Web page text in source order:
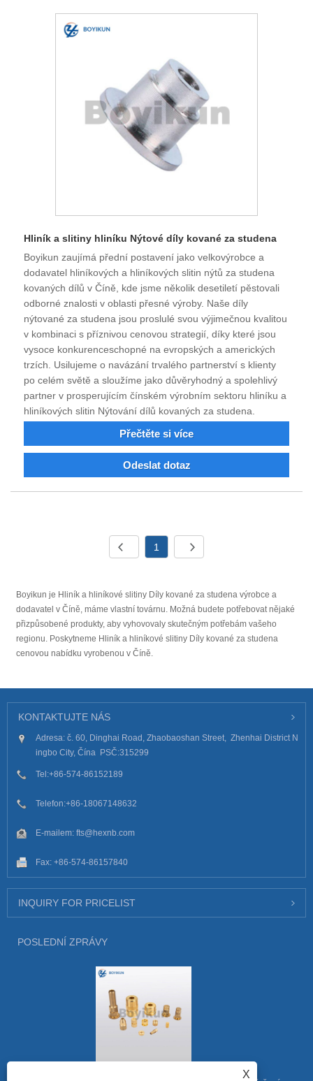
Hliník a slitiny hliníku Nýtové díly kované za studena
Boyikun zaujímá přední postavení jako velkovýrobce a
dodavatel hliníkových a hliníkových slitin nýtů za studena
kovaných dílů v Číně, kde jsme několik desetiletí pěstovali
odborné znalosti v oblasti přesné výroby. Naše díly
nýtované za studena jsou proslulé svou výjimečnou kvalitou
v kombinaci s příznivou cenovou strategií, díky které jsou
vysoce konkurenceschopné na evropských a amerických
trzích. Usilujeme o navázání trvalého partnerství s klienty
po celém světě a sloužíme jako důvěryhodný a spolehlivý
partner v prosperujícím čínském výrobním sektoru hliníku a
hliníkových slitin Nýtování dílů kovaných za studena.
Přečtěte si více
Odeslat dotaz
1
Boyikun je Hliník a hliníkové slitiny Díly kované za studena výrobce a
dodavatel v Číně, máme vlastní továrnu. Možná budete potřebovat nějaké
přizpůsobené produkty, aby vyhovovaly skutečným potřebám vašeho
regionu. Poskytneme Hliník a hliníkové slitiny Díly kované za studena
cenovou nabídku vyrobenou v Číně.
KONTAKTUJTE NÁS
Adresa: č. 60, Dinghai Road, Zhaobaoshan Street, Zhenhai District N
ingbo City, Čína PSČ:315299
Tel:+86-574-86152189
Telefon:+86-18067148632
E-mailem: fts@hexnb.com
Fax: +86-574-86157840
INQUIRY FOR PRICELIST
POSLEDNÍ ZPRÁVY
X